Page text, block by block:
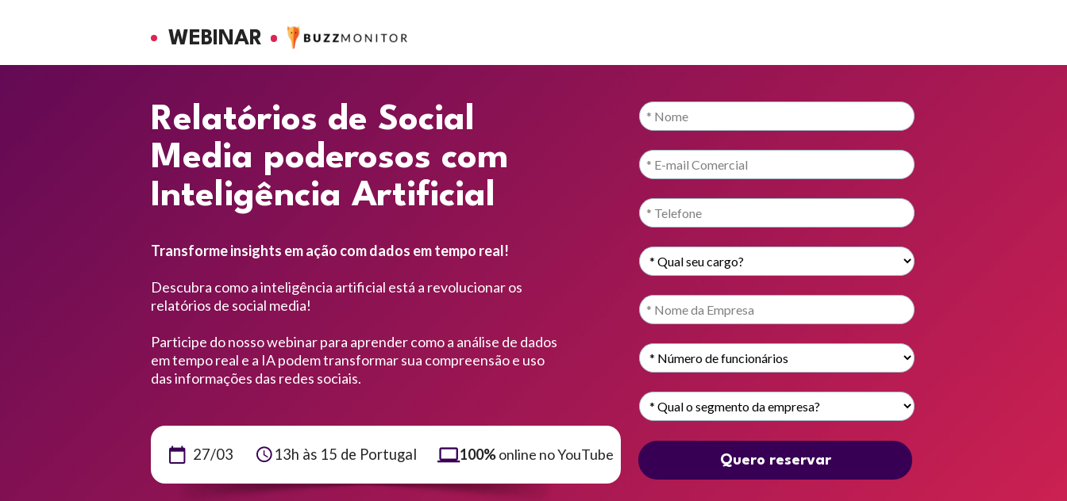
WEBINAR
Transforme insights em ação com dados em tempo real!
Descubra como a inteligência artificial está a revolucionar os
relatórios de social media!
Participe do nosso webinar para aprender como a análise de dados
em tempo real e a IA podem transformar sua compreensão e uso
das informações das redes sociais.
Relatórios de Social
Media poderosos com
Inteligência Artificial
Quero reservar
27/03 13h às 15 de Portugal 100% online no YouTube